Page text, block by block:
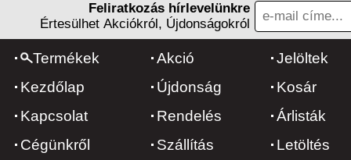
Feliratkozás hírlevelünkre
Értesülhet Akciókról, Újdonságokról
Termékek
Kezdőlap
Kapcsolat
Cégünkről
Akció
Újdonság
Rendelés
Szállítás
Jelöltek
Kosár
Árlisták
Letöltés